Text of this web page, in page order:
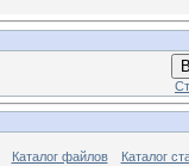
Каталог файлов Каталог